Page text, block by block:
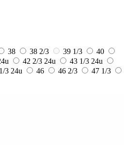
38 38 2/3 39 1/3
40
42 2/3 24u 43 1/3 24u
3 24u 46 46 2/3
47 1/3